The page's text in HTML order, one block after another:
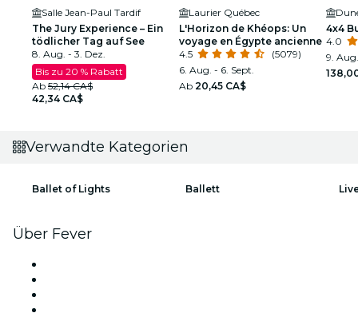
Salle Jean-Paul Tardif
The Jury Experience – Ein
tödlicher Tag auf See
8. Aug. - 3. Dez.
Bis zu 20 % Rabatt
Ab 52,14 CA$
42,34 CA$
Laurier Québec
L'Horizon de Khéops: Un
voyage en Égypte ancienne
4.5
(5079)
6. Aug. - 6. Sept.
Ab 20,45 CA$
4x4
4.0
9.
Verwandte Kategorien
Ballet of Lights Ballett
Über Fever